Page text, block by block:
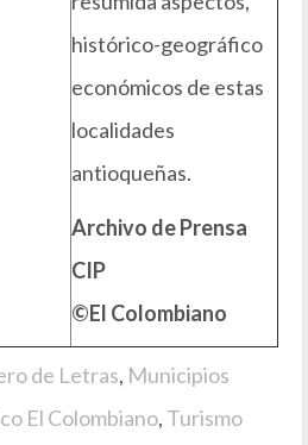
histórico-geográfico
económicos de estas
localidades
antioqueñas.
Archivo de Prensa
CIP
©El Colombiano
de Letras, Municipios
El Colombiano, Turismo